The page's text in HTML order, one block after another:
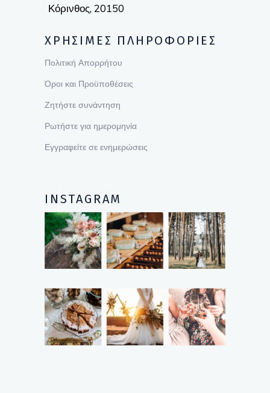
Κόρινθος, 20150
ΧΡΗΣΙΜΕΣ ΠΛΗΡΟΦΟΡΙΕΣ
Πολιτική Απορρήτου
Όροι και Προϋποθέσεις
Ζητήστε συνάντηση
Ρωτήστε για ημερομηνία
Εγγραφείτε σε ενημερώσεις
INSTAGRAM